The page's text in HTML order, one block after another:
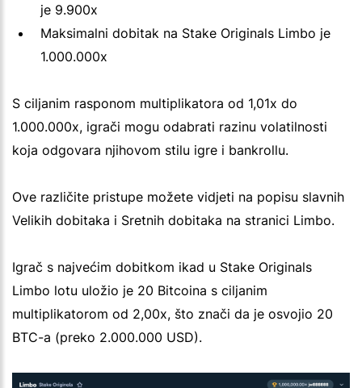
je 9.900x
Maksimalni dobitak na Stake Originals Limbo je
1.000.000x
S ciljanim rasponom multiplikatora od 1,01x do
1.000.000x, igrači mogu odabrati razinu volatilnosti
koja odgovara njihovom stilu igre i bankrollu.
Ove različite pristupe možete vidjeti na popisu slavnih
Velikih dobitaka i Sretnih dobitaka na stranici Limbo.
Igrač s najvećim dobitkom ikad u Stake Originals
Limbo lotu uložio je 20 Bitcoina s ciljanim
multiplikatorom od 2,00x, što znači da je osvojio 20
BTC-a (preko 2.000.000 USD).